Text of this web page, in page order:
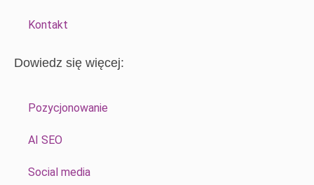
Kontakt
Dowiedz się więcej:
Pozycjonowanie
AI SEO
Social media